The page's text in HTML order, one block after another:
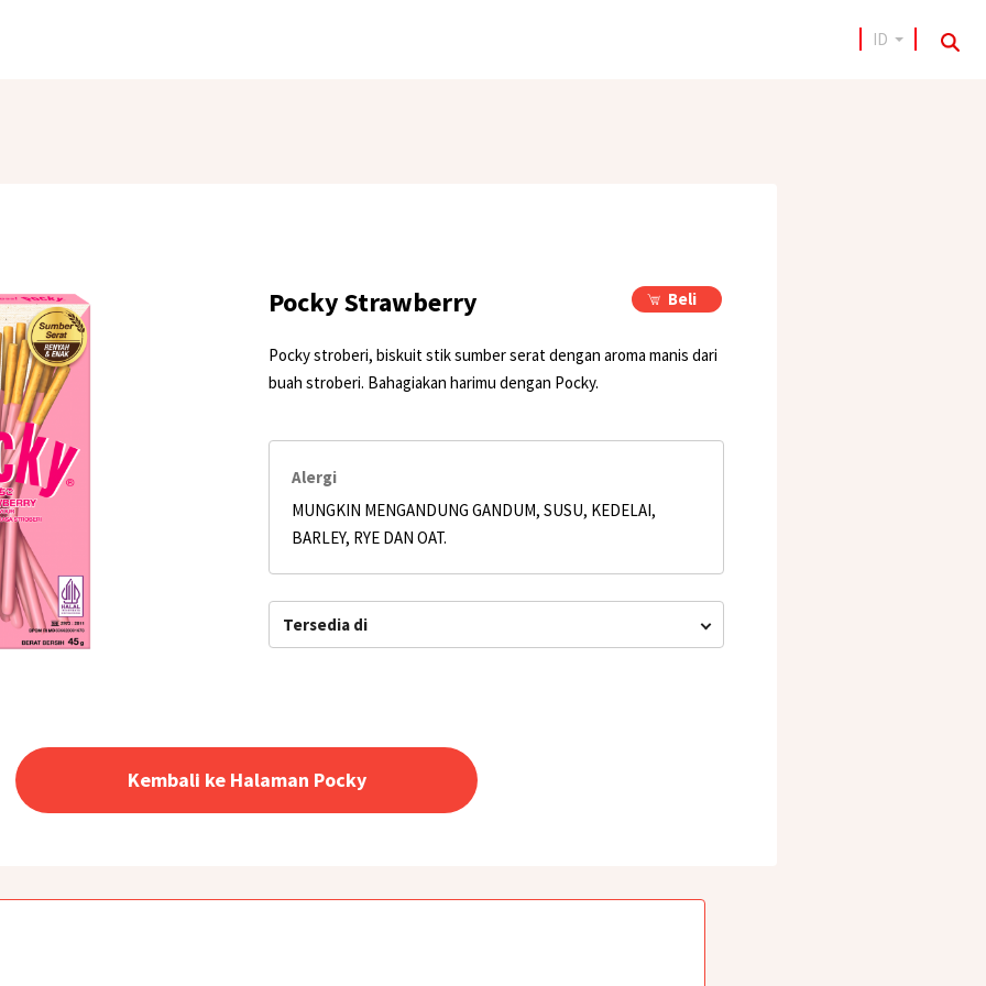
ID
Pocky Strawberry Beli
Pocky stroberi, biskuit stik sumber serat dengan aroma manis dari
buah stroberi. Bahagiakan harimu dengan Pocky.
Alergi
MUNGKIN MENGANDUNG GANDUM, SUSU, KEDELAI,
BARLEY, RYE DAN OAT.
Tersedia di
Kembali ke Halaman Pocky